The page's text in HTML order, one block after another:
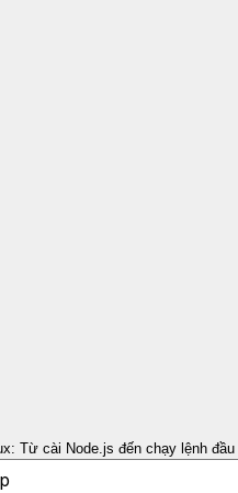
Từ cài Node.js đến chạy lệnh đầu